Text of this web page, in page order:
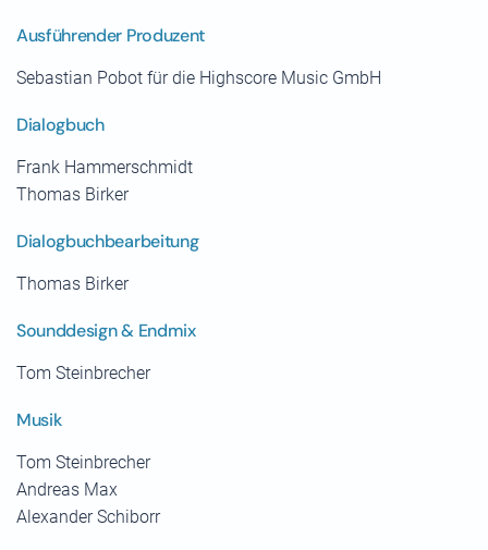
Ausführender Produzent
Sebastian Pobot für die Highscore Music GmbH
Dialogbuch
Frank Hammerschmidt
Thomas Birker
Dialogbuchbearbeitung
Thomas Birker
Sounddesign & Endmix
Tom Steinbrecher
Musik
Tom Steinbrecher
Andreas Max
Alexander Schiborr